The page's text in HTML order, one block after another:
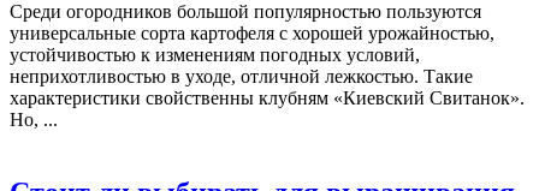
Среди огородников большой популярностью пользуются
универсальные сорта картофеля с хорошей урожайностью,
устойчивостью к изменениям погодных условий,
неприхотливостью в уходе, отличной лежкостью. Такие
характеристики свойственны клубням «Киевский Свитанок».
Но, ...